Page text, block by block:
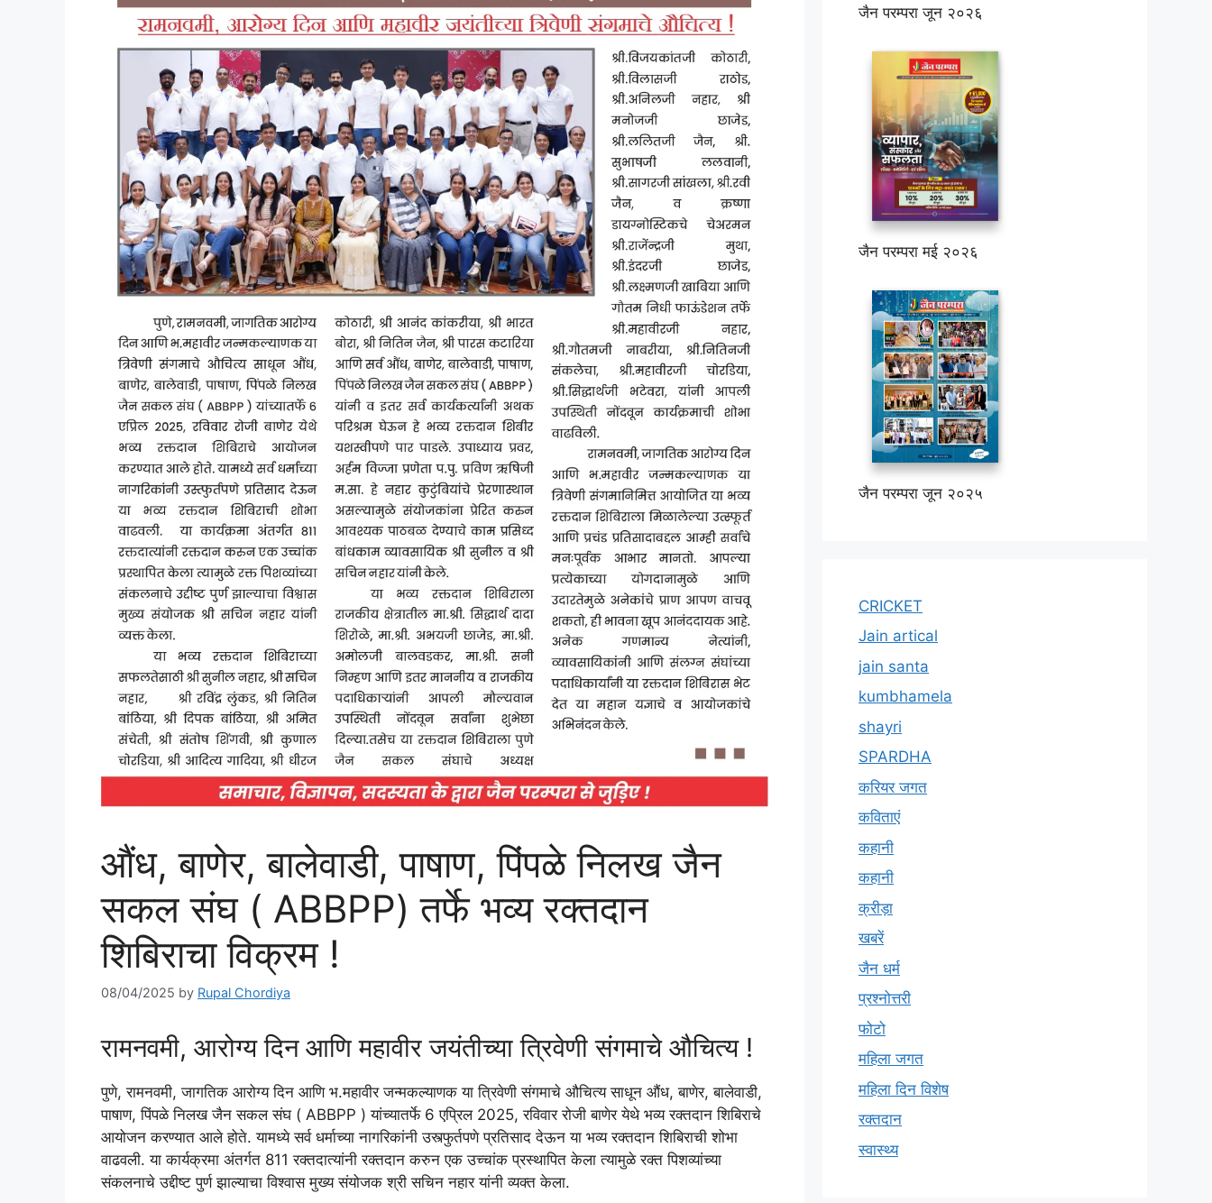
औंध, बाणेर, बालेवाडी, पाषाण, पिंपळे निलख जैन
सकल संघ ( ABBPP) तर्फे भव्य रक्तदान
शिबिराचा विक्रम !
08/04/2025 by Rupal Chordiya
रामनवमी, आरोग्य दिन आणि महावीर जयंतीच्या त्रिवेणी संगमाचे औचित्य !
पुणे, ​रामनवमी, जागतिक आरोग्य दिन आणि भ.महावीर जन्मकल्याणक या त्रिवेणी संगमाचे औचित्य साधून औंध, बाणेर, बालेवाडी,
पाषाण, पिंपळे निलख जैन सकल संघ ( ABBPP ) यांच्यातर्फे 6 एप्रिल 2025, रविवार रोजी बाणेर येथे भव्य रक्तदान शिबिराचे
आयोजन करण्यात आले होते. ​यामध्ये सर्व धर्माच्या नागरिकांनी उस्त्फुर्तपणे प्रतिसाद देऊन या भव्य रक्तदान शिबिराची शोभा
वाढवली. या कार्यक्रमा अंतर्गत 811 रक्तदात्यांनी रक्तदान करुन एक उच्चांक प्रस्थापित केला त्यामुळे रक्त पिशव्यांच्या
संकलनाचे उद्दीष्ट पुर्ण झाल्याचा विश्वास मुख्य संयोजक श्री सचिन नहार यांनी व्यक्त केला.
जैन परम्परा जून २०२६
जैन परम्परा मई २०२६
जैन परम्परा जून २०२५
CRICKET
Jain artical
jain santa
kumbhamela
shayri
SPARDHA
करियर जगत
कविताएं
कहानी
कहानी
क्रीड़ा
खबरें
जैन धर्म
प्रश्नोत्तरी
फोटो
महिला जगत
महिला दिन विशेष
रक्तदान
स्वास्थ्य